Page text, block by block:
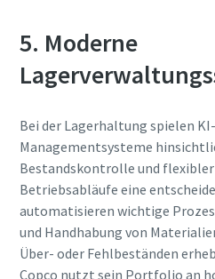
5. Moderne
Bei der Lagerhaltung spielen
Managementsysteme
Bestandskontrolle und
Betriebsabläufe eine
automatisieren wichtige
und Handhabung von
Über- oder Fehlbeständen
Copco nutzt sein Portfolio an